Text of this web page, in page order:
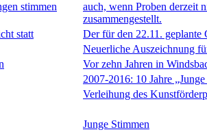
stimmen
auch, wenn Proben derzeit
zusammengestellt.
statt
Der für den 22.11. geplante
Neuerliche Auszeichnung
Vor zehn Jahren in
2007-2016: 10 Jahre
Verleihung des
Junge Stimmen